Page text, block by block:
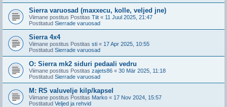
Sierra varuosad (maxxecu, kolle, veljed jne)
Viimane postitus Postitas Tiit « 11 Juul 2025, 21:47
Postitatud Sierrade varuosad
Sierra 4x4
Viimane postitus Postitas sti « 17 Apr 2025, 10:55
Postitatud Sierrade varuosad
O: Sierra mk2 siduri pedaali vedru
Viimane postitus Postitas zajets86 « 30 Mär 2025, 11:18
Postitatud Sierrade varuosad
M: RS valuvelje kilp/kapsel
Viimane postitus Postitas Marko « 17 Nov 2024, 15:57
Postitatud Veljed ja rehvid